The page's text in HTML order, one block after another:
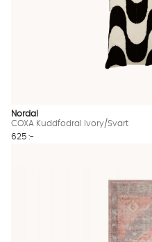
Nordal
COXA Kuddfodral Ivory/Svart
625 :-